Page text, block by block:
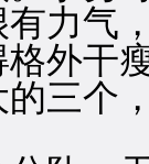
力气
外干
三个